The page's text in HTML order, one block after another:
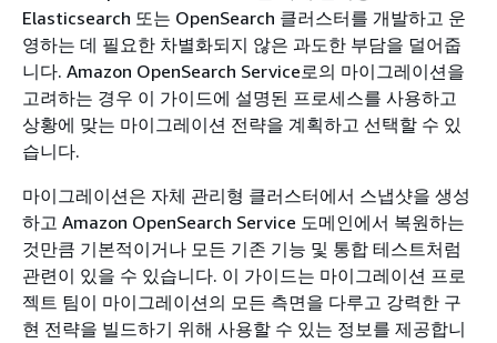
Elasticsearch 또는 OpenSearch 클러스터를 개발하고 운
영하는 데 필요한 차별화되지 않은 과도한 부담을 덜어줍
니다. Amazon OpenSearch Service로의 마이그레이션을
고려하는 경우 이 가이드에 설명된 프로세스를 사용하고
상황에 맞는 마이그레이션 전략을 계획하고 선택할 수 있
습니다.
마이그레이션은 자체 관리형 클러스터에서 스냅샷을 생성
하고 Amazon OpenSearch Service 도메인에서 복원하는
것만큼 기본적이거나 모든 기존 기능 및 통합 테스트처럼
관련이 있을 수 있습니다. 이 가이드는 마이그레이션 프로
젝트 팀이 마이그레이션의 모든 측면을 다루고 강력한 구
현 전략을 빌드하기 위해 사용할 수 있는 정보를 제공합니